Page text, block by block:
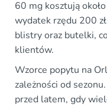
60 mg kosztują
wydatek rzędu 200
blistry oraz butelki,
klientów.
Wzorce popytu na
zależności od
przed latem, gdy